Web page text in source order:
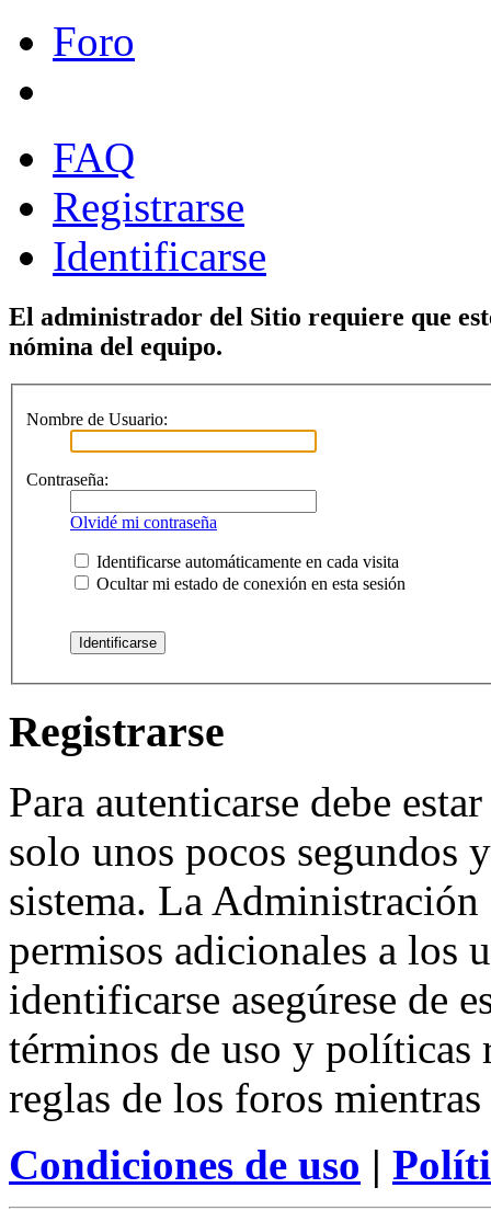
Foro
FAQ
Registrarse
Identificarse
El administrador del Sitio requiere que
nómina del equipo.
Nombre de Usuario:
Contraseña:
Olvidé mi contraseña
Identificarse automáticamente en cada visita
Ocultar mi estado de conexión en esta sesión
Registrarse
Para autenticarse debe
solo unos pocos segundos
sistema. La
permisos adicionales a los
identificarse asegúrese de
términos de uso y políticas
reglas de los foros
Condiciones de uso |